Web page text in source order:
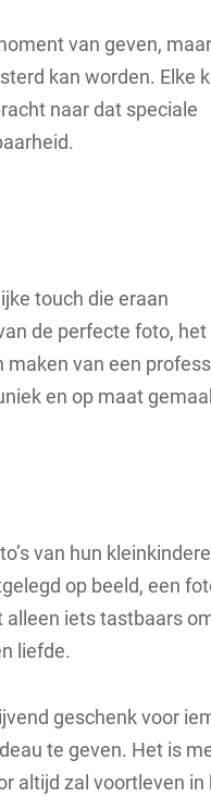
van geven,
kan worden. Elke
naar dat speciale
touch die eraan
de perfecte foto, het
van een
en op maat
van hun
op beeld, een
alleen iets tastbaars
liefde.
geschenk voor
te geven. Het is
altijd zal voortleven in